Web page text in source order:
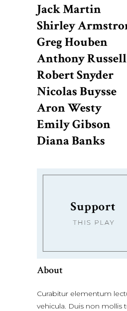
Jack Martin
Shirley
Greg Houben
Anthony Russell
Robert Snyder
Nicolas Buysse
Aron Westy
Emily Gibson
Diana Banks
About
Curabitur elementum
vehicula. Duis non mollis